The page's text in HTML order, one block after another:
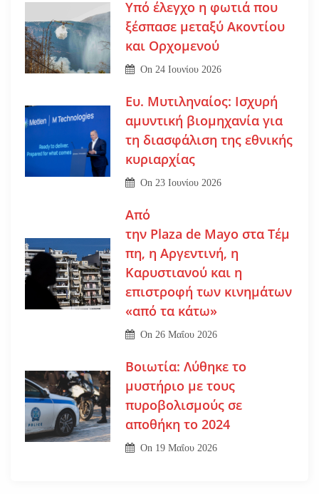
Υπό έλεγχο η φωτιά που
ξέσπασε μεταξύ Ακοντίου
και Ορχομενού
On 24 Ιουνίου 2026
Ευ. Μυτιληναίος: Ισχυρή
αμυντική βιομηχανία για
τη διασφάλιση της εθνικής
κυριαρχίας
On 23 Ιουνίου 2026
Από
την Plaza de Mayo στα Τέμ
πη, η Αργεντινή, η
Καρυστιανού και η
επιστροφή των κινημάτων
«από τα κάτω»
On 26 Μαΐου 2026
Βοιωτία: Λύθηκε το
μυστήριο με τους
πυροβολισμούς σε
αποθήκη το 2024
On 19 Μαΐου 2026